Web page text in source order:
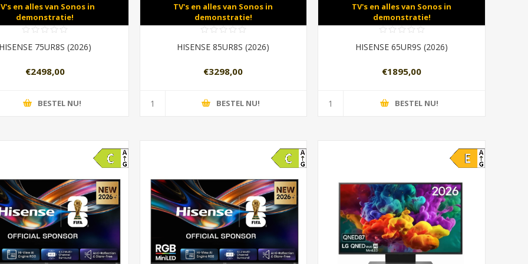
en alles van Sonos in
demonstratie!
75UR8S (2026)
€2498,00
BESTEL NU!
TV's en alles van Sonos in
demonstratie!
HISENSE 85UR8S (2026)
€3298,00
BESTEL NU!
TV's en alles van Sonos in
demonstratie!
HISENSE 65UR9S (2026)
€1895,00
BESTEL NU!